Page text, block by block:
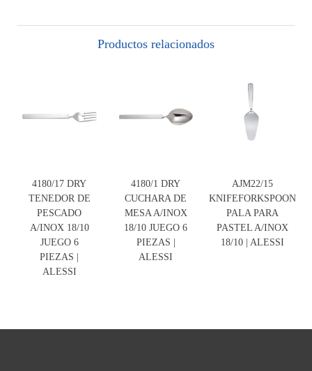
Productos relacionados
4180/17 DRY
TENEDOR DE
PESCADO
A/INOX 18/10
JUEGO 6
PIEZAS |
ALESSI
4180/1 DRY
CUCHARA DE
MESA A/INOX
18/10 JUEGO 6
PIEZAS |
ALESSI
AJM22/15
KNIFEFORKSPOON
PALA PARA
PASTEL A/INOX
18/10 | ALESSI